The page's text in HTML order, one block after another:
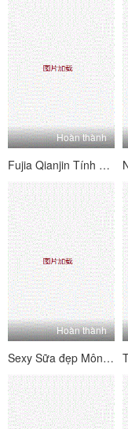
Hoàn thành
Fujia Qianjin Tính khí nhỏ Em gái Sweety Sữa giá cao Nhà vớ lụa Quần ding nôn mửa máu cám dỗ 202006302 (2)
Hoàn thành
Sexy Sữa đẹp Mông Vẻ đẹp Cái Cai rất Cai (ăn bánh rán) 28 ngày phát sóng trực tiếp Ziwei Flow White Pulp Da Xiu Welfare Cai Cai rất Cai 20210107.0030_ (Mới)